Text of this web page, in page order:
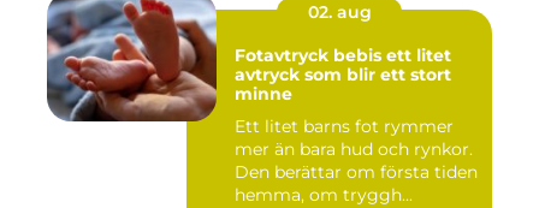
02. aug
Fotavtryck bebis ett litet
avtryck som blir ett stort
minne
Ett litet barns fot rymmer
mer än bara hud och rynkor.
Den berättar om första tiden
hemma, om tryggh...